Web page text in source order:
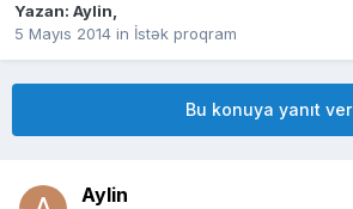
Yazan: Aylin,
5 Mayıs 2014 in İstək proqram
Bu konuya yanıt ver
Aylin